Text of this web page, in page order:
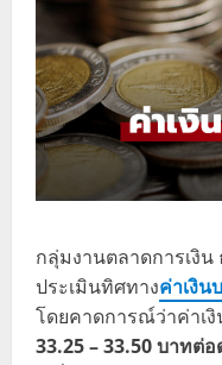
กลุ่มงานตลาดการเงิ
ประเมินทิศทางค่าเงิน
โดยคาดการณ์ว่าค่าเ
33.25 – 33.50 บาทต่